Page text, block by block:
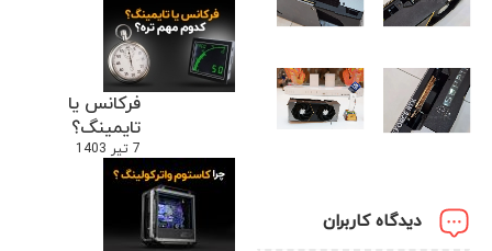
فرکانس یا
تایمینگ؟
7 تیر 1403
دیدگاه کاربران